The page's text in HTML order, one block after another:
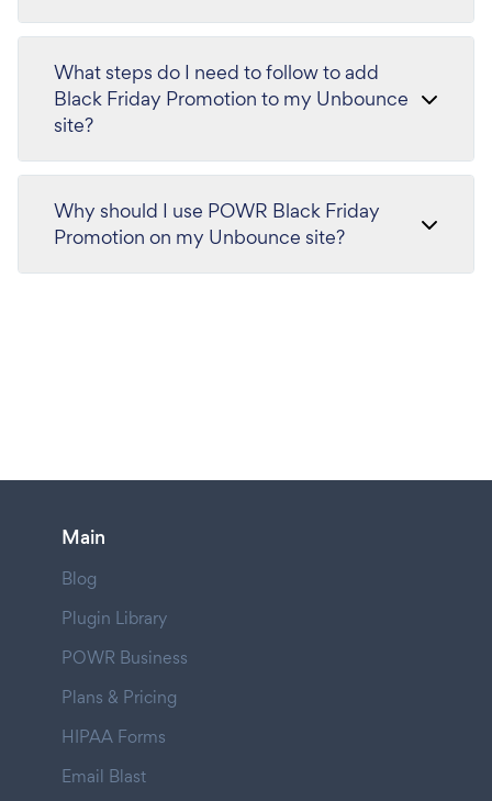
What steps do I need to follow to add
Black Friday Promotion to my Unbounce
site?
Why should I use POWR Black Friday
Promotion on my Unbounce site?
Main
Blog
Plugin Library
POWR Business
Plans & Pricing
HIPAA Forms
Email Blast